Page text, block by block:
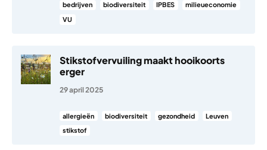
bedrijven biodiversiteit IPBES
milieueconomie
VU
Stikstofvervuiling maakt hooikoorts
erger
29 april 2025
allergieën biodiversiteit gezondheid
Leuven
stikstof